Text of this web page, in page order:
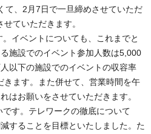
て、2月7日で一旦締めさせていただ
ていただきます。
イベントについても、これまでと
施設でのイベント参加人数は5,000
以下の施設でのイベントの収容率
きます。また併せて、営業時間を午
はお願いをさせていただきます。
す。テレワークの徹底について
することを目標といたしました。た